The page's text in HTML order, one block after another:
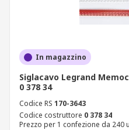
In magazzino
Siglacavo Legrand
0 378 34
Codice RS 170-3643
Codice costruttore 0 378 34
Prezzo per 1 confezione da 240